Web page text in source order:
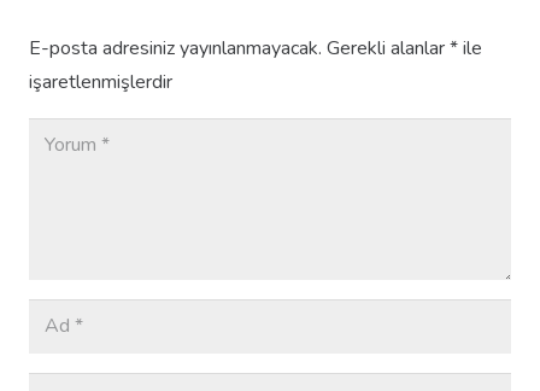
E-posta adresiniz yayınlanmayacak. Gerekli alanlar*ile
işaretlenmişlerdir